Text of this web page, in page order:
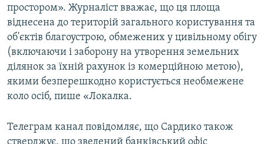
простором». Журналіст вважає, що ця площа
віднесена до територій загального користування та
об'єктів благоустрою, обмежених у цивільному обігу
(включаючи і заборону на утворення земельних
ділянок за їхній рахунок із комерційною метою),
якими безперешкодно користується необмежене
коло осіб, пише «Локалка.
Телеграм канал повідомляє, що Сардико також